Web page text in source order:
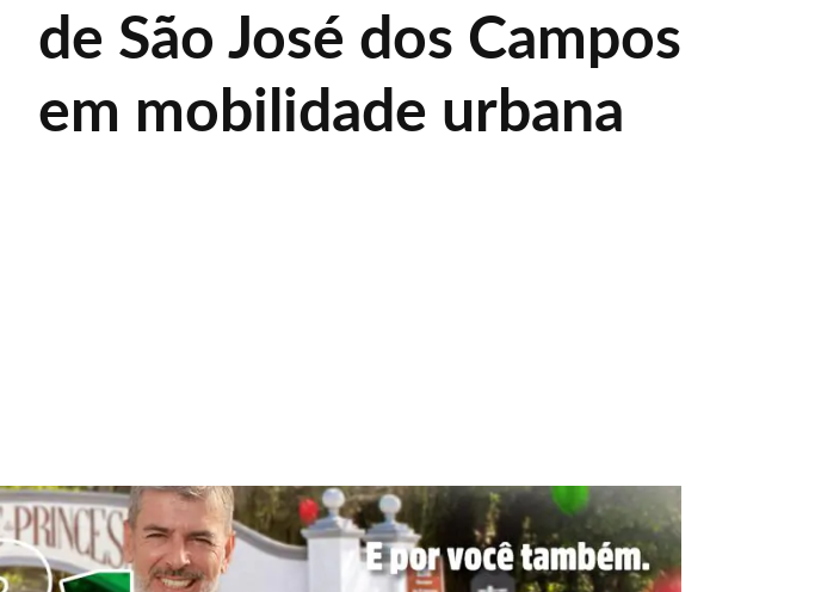
de São José dos Campos
em mobilidade urbana